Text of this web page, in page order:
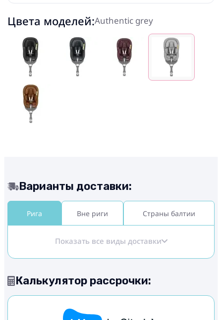
Цвета моделей:Authentic grey
Варианты доставки:
Рига Вне риги Страны балтии
Показать все виды доставки
Калькулятор рассрочки: